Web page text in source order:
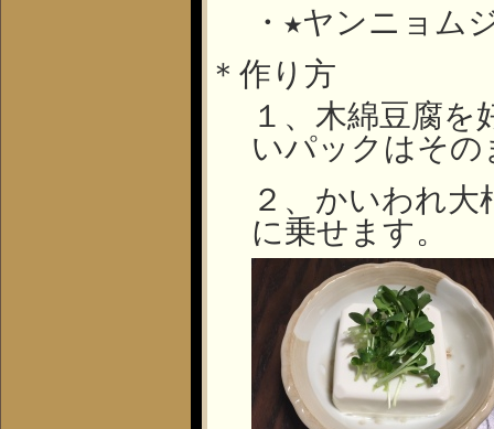
・★ヤンニョム
＊作り方
１、木綿豆腐
いパックはそ
２、かいわれ
に乗せます。